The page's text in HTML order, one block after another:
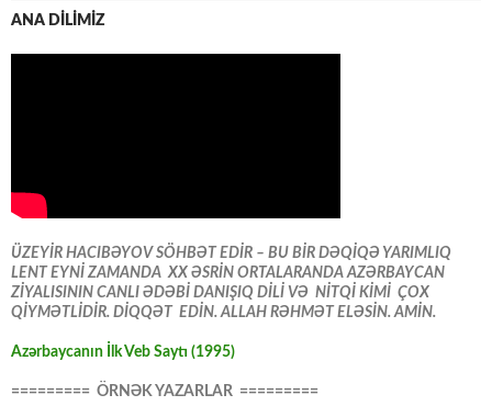
ANA DİLİMİZ
ÜZEYİR HACIBƏYOV SÖHBƏT EDİR – BU BİR DƏQİQƏ YARIMLIQ
LENT EYNİ ZAMANDA XX ƏSRİN ORTALARANDA AZƏRBAYCAN
ZİYALISININ CANLI ƏDƏBİ DANIŞIQ DİLİ VƏ NİTQİ KİMİ ÇOX
QİYMƏTLİDİR. DİQQƏT EDİN. ALLAH RƏHMƏT ELƏSİN. AMİN.
Azərbaycanın İlk Veb Saytı (1995)
========= ÖRNƏK YAZARLAR =========